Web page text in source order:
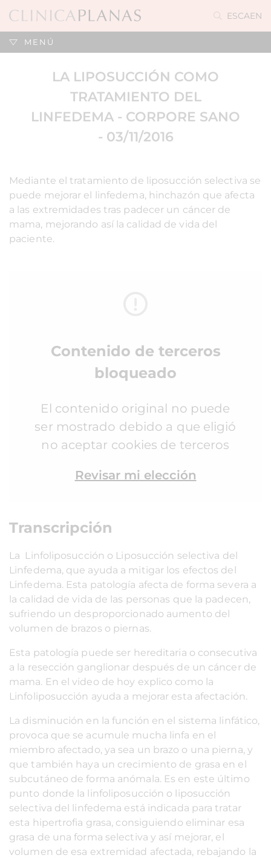
ESCAEN
MENÚ
LA LIPOSUCCIÓN COMO
TRATAMIENTO DEL
LINFEDEMA - CORPORE SANO
- 03/11/2016
Mediante el tratamiento de liposucción selectiva se
puede mejorar el linfedema, hinchazón que afecta
a las extremidades tras padecer un cáncer de
mama, mejorando así la calidad de vida del
paciente.
Contenido de terceros
bloqueado
El contenido original no puede
ser mostrado debido a que eligió
no aceptar cookies de terceros
Revisar mi elección
Transcripción
La Linfoliposucción o Liposucción selectiva del
Linfedema, que ayuda a mitigar los efectos del
Linfedema. Esta patología afecta de forma severa a
la calidad de vida de las personas que la padecen,
sufriendo un desproporcionado aumento del
volumen de brazos o piernas.
Esta patología puede ser hereditaria o consecutiva
a la resección ganglionar después de un cáncer de
mama. En el video de hoy explico como la
Linfoliposucción ayuda a mejorar esta afectación.
La disminución en la función en el sistema linfático,
provoca que se acumule mucha linfa en el
miembro afectado, ya sea un brazo o una pierna, y
que también haya un crecimiento de grasa en el
subcutáneo de forma anómala. Es en este último
punto donde la linfoliposucción o liposucción
selectiva del linfedema está indicada para tratar
esta hipertrofia grasa, consiguiendo eliminar esa
grasa de una forma selectiva y así mejorar, el
volumen de esa extremidad afectada, rebajando la